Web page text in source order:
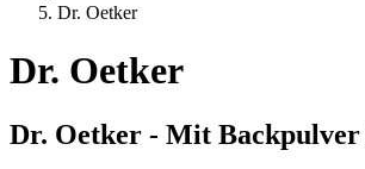
Dr. Oetker
Dr. Oetker
Dr. Oetker - Mit Backpulver